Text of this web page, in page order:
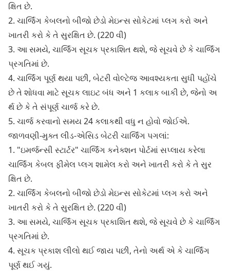
ક્ષિત છે.
2. ચાર્જિંગ કેબલનો બીજો છેડો મેઇન્સ સોકેટમાં પ્લગ કરો અને
ખાતરી કરો કે તે સુરક્ષિત છે. (220 વી)
3. આ સમયે, ચાર્જિંગ સૂચક પ્રકાશિત થશે, જે સૂચવે છે કે ચાર્જિંગ
પ્રગતિમાં છે.
4. ચાર્જિંગ પૂર્ણ થયા પછી, બેટરી વોલ્ટેજ આવશ્યકતા સુધી પહોંચે
છે તે શોધવા માટે સૂચક લાઇટ બંધ અને 1 કલાક બાકી છે, જેનો અ
ર્થ છે કે તે સંપૂર્ણ ચાર્જ કરે છે.
5. ચાર્જ કરવાનો સમય 24 કલાકથી વધુ ન હોવો જોઈએ.
જાળવણી-મુક્ત લીડ-એસિડ બેટરી ચાર્જિંગ પગલાં:
1. "ઇમર્જન્સી સ્ટાર્ટર" ચાર્જિંગ કનેક્શન પોર્ટમાં સપ્લાય કરેલા
ચાર્જિંગ કેબલ ફીમેલ પ્લગ શામેલ કરો અને ખાતરી કરો કે તે સુર
ક્ષિત છે.
2. ચાર્જિંગ કેબલનો બીજો છેડો મેઇન્સ સોકેટમાં પ્લગ કરો અને
ખાતરી કરો કે તે સુરક્ષિત છે. (220 વી)
3. આ સમયે, ચાર્જિંગ સૂચક પ્રકાશિત થશે, જે સૂચવે છે કે ચાર્જિંગ
પ્રગતિમાં છે.
4. સૂચક પ્રકાશ લીલો થઈ જાય પછી, તેનો અર્થ એ કે ચાર્જિંગ
પૂર્ણ થઈ ગયું.